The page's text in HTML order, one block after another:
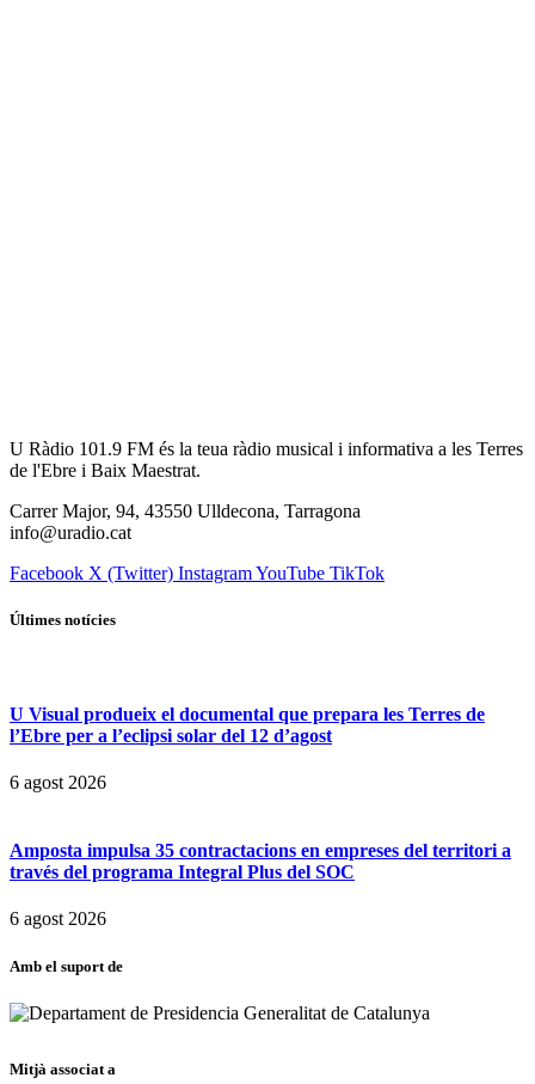
U Ràdio 101.9 FM és la teua ràdio musical i informativa a les Terres
de l'Ebre i Baix Maestrat.
Carrer Major, 94, 43550 Ulldecona, Tarragona
info@uradio.cat
Facebook X (Twitter) InstagramYouTube TikTok
Últimes notícies
U Visual produeix el documental que prepara les Terres de
l’Ebre per a l’eclipsi solar del 12 d’agost
6 agost 2026
Amposta impulsa 35 contractacions en empreses del territori a
través del programa Integral Plus del SOC
6 agost 2026
Amb el suport de
Mitjà associat a